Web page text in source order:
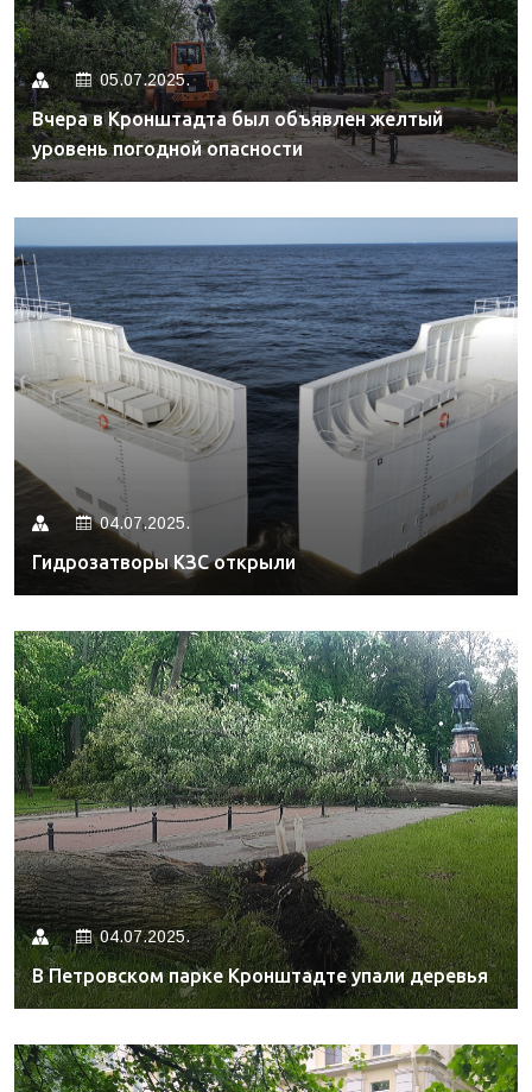
05.07.2025.
Вчера в Кронштадта был объявлен желтый
уровень погодной опасности
04.07.2025.
Гидрозатворы КЗС открыли
04.07.2025.
В Петровском парке Кронштадте упали деревья